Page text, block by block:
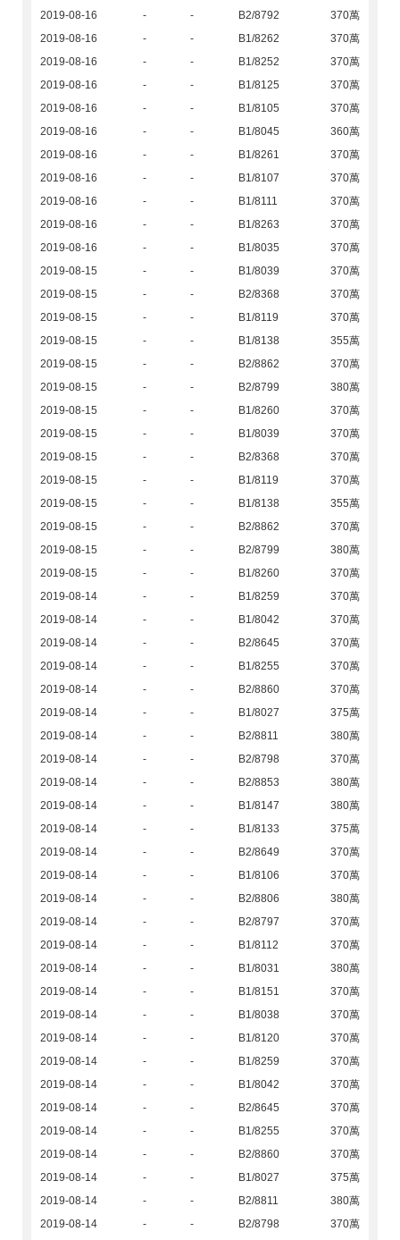
2019-08-16
- - B2/8792
370萬
2019-08-16
- - B1/8262
370萬
2019-08-16
- - B1/8252
370萬
2019-08-16
- - B1/8125
370萬
2019-08-16
- - B1/8105
370萬
2019-08-16
- - B1/8045
360萬
2019-08-16
- - B1/8261
370萬
2019-08-16
- - B1/8107
370萬
2019-08-16
- - B1/8111
370萬
2019-08-16
- - B1/8263
370萬
2019-08-16
- - B1/8035
370萬
2019-08-15
- - B1/8039
370萬
2019-08-15
- - B2/8368
370萬
2019-08-15
- - B1/8119
370萬
2019-08-15
- - B1/8138
355萬
2019-08-15
- - B2/8862
370萬
2019-08-15
- - B2/8799
380萬
2019-08-15
- - B1/8260
370萬
2019-08-15
- - B1/8039
370萬
2019-08-15
- - B2/8368
370萬
2019-08-15
- - B1/8119
370萬
2019-08-15
- - B1/8138
355萬
2019-08-15
- - B2/8862
370萬
2019-08-15
- - B2/8799
380萬
2019-08-15
- - B1/8260
370萬
2019-08-14
- - B1/8259
370萬
2019-08-14
- - B1/8042
370萬
2019-08-14
- - B2/8645
370萬
2019-08-14
- - B1/8255
370萬
2019-08-14
- - B2/8860
370萬
2019-08-14
- - B1/8027
375萬
2019-08-14
- - B2/8811
380萬
2019-08-14
- - B2/8798
370萬
2019-08-14
- - B2/8853
380萬
2019-08-14
- - B1/8147
380萬
2019-08-14
- - B1/8133
375萬
2019-08-14
- - B2/8649
370萬
2019-08-14
- - B1/8106
370萬
2019-08-14
- - B2/8806
380萬
2019-08-14
- - B2/8797
370萬
2019-08-14
- - B1/8112
370萬
2019-08-14
- - B1/8031
380萬
2019-08-14
- - B1/8151
370萬
2019-08-14
- - B1/8038
370萬
2019-08-14
- - B1/8120
370萬
2019-08-14
- - B1/8259
370萬
2019-08-14
- - B1/8042
370萬
2019-08-14
- - B2/8645
370萬
2019-08-14
- - B1/8255
370萬
2019-08-14
- - B2/8860
370萬
2019-08-14
- - B1/8027
375萬
2019-08-14
- - B2/8811
380萬
2019-08-14
- - B2/8798
370萬